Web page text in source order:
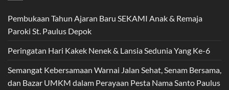
Pembukaan Tahun Ajaran Baru SEKAMI Anak & Remaja
Paroki St. Paulus Depok
Peringatan Hari Kakek Nenek & Lansia Sedunia Yang Ke-6
Semangat Kebersamaan Warnai Jalan Sehat, Senam Bersama,
dan Bazar UMKM dalam Perayaan Pesta Nama Santo Paulus